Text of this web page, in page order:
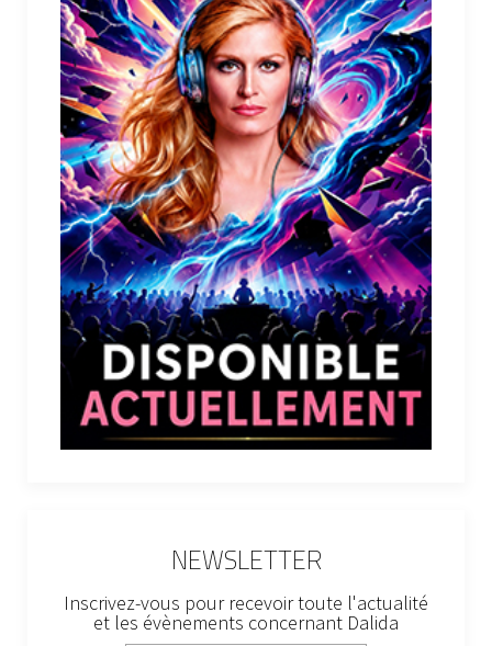
NEWSLETTER
Inscrivez-vous pour recevoir toute l'actualité
et les évènements concernant Dalida